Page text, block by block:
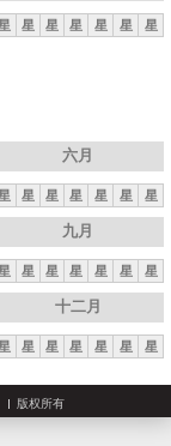
星 星 星 星 星 星
六月
星 星 星 星 星 星
九月
星 星 星 星 星 星
十二月
星 星 星 星 星 星
版权所有